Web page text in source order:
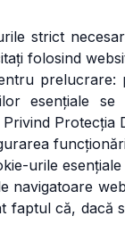
strict
folosind
esențiale
Protecția
urile esențiale
navigatoare
faptul că,